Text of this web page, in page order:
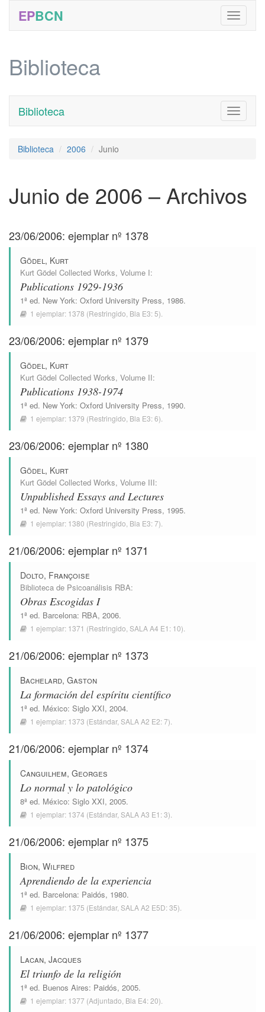
EPBCN
Biblioteca
Toggle
Biblioteca
Biblioteca 2006 Junio
Junio de 2006 – Archivos
23/06/2006: ejemplar nº 1378
Gödel, Kurt
Kurt Gödel Collected Works, Volume I:
Publications 1929-1936
1ª ed. New York: Oxford University Press, 1986.
1 ejemplar: 1378 (Restringido, Bla E3: 5).
23/06/2006: ejemplar nº 1379
Gödel, Kurt
Kurt Gödel Collected Works, Volume II:
Publications 1938-1974
1ª ed. New York: Oxford University Press, 1990.
1 ejemplar: 1379 (Restringido, Bla E3: 6).
23/06/2006: ejemplar nº 1380
Gödel, Kurt
Kurt Gödel Collected Works, Volume III:
Unpublished Essays and Lectures
1ª ed. New York: Oxford University Press, 1995.
1 ejemplar: 1380 (Restringido, Bla E3: 7).
21/06/2006: ejemplar nº 1371
Dolto, Françoise
Biblioteca de Psicoanálisis RBA:
Obras Escogidas I
1ª ed. Barcelona: RBA, 2006.
1 ejemplar: 1371 (Restringido, SALA A4 E1: 10).
21/06/2006: ejemplar nº 1373
Bachelard, Gaston
La formación del espíritu científico
1ª ed. México: Siglo XXI, 2004.
1 ejemplar: 1373 (Estándar, SALA A2 E2: 7).
21/06/2006: ejemplar nº 1374
Canguilhem, Georges
Lo normal y lo patológico
8ª ed. México: Siglo XXI, 2005.
1 ejemplar: 1374 (Estándar, SALA A3 E1: 3).
21/06/2006: ejemplar nº 1375
Bion, Wilfred
Aprendiendo de la experiencia
1ª ed. Barcelona: Paidós, 1980.
1 ejemplar: 1375 (Estándar, SALA A2 E5D: 35).
21/06/2006: ejemplar nº 1377
Lacan, Jacques
El triunfo de la religión
1ª ed. Buenos Aires: Paidós, 2005.
1 ejemplar: 1377 (Adjuntado, Bla E4: 20).